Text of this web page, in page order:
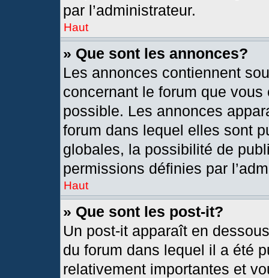
par l’administrateur.
Haut
» Que sont les annonces?
Les annonces contiennent
concernant le forum que
possible. Les annonces
forum dans lequel elles sont
globales, la possibilité de
permissions définies par
Haut
» Que sont les post-it?
Un post-it apparaît en
du forum dans lequel il a été
relativement importantes et